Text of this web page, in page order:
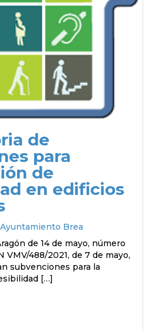
de
para
de
en edificios
Ayuntamiento Brea
de 14 de mayo, número
VMV/488/2021, de 7 de mayo,
subvenciones para la
[…]